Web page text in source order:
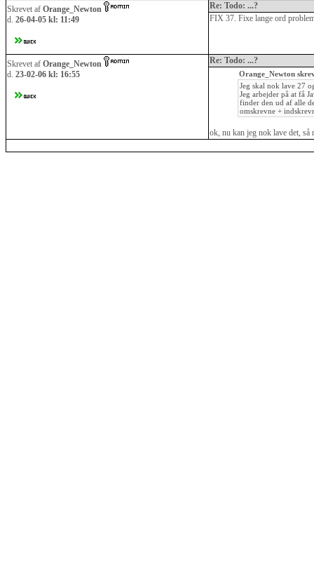
Skrevet af Orange_Newton
d. 26-04-05 kl: 11:49
Re: Todo: ...?
FIX 37. Fixe lange ord
Skrevet af Orange_Newton
d. 23-02-06 kl: 16:55
Re: Todo: ...?
Orange_Newton
Jeg skal nok lave 27
Jeg arbejder på at få
finder den ud af alle
omskrevne +
ok, nu kan jeg nok lave det,